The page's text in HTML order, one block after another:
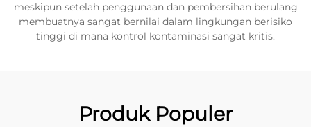
meskipun setelah penggunaan dan pembersihan berulang
membuatnya sangat bernilai dalam lingkungan berisiko
tinggi di mana kontrol kontaminasi sangat kritis.
Produk Populer